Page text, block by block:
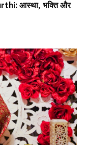
आस्था, भक्ति और